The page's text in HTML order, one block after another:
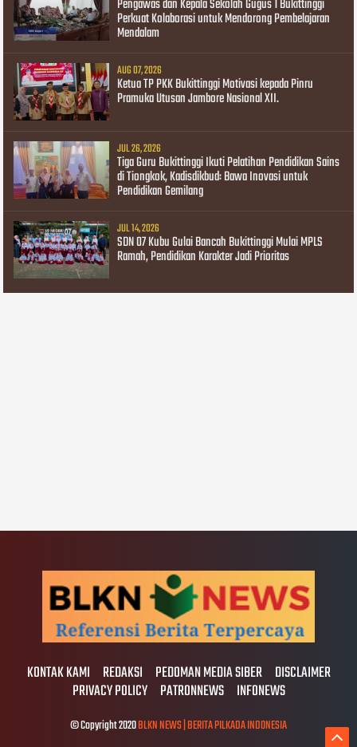
Pengawas dan Kepala Sekolah Gugus 1 Bukittinggi
Perkuat Kolaborasi untuk Mendorong Pembelajaran
Mendalam
AUG 07, 2026
Ketua TP PKK Bukittinggi Motivasi kepada Pinru
Pramuka Utusan Jambore Nasional XII.
JUL 26, 2026
Tiga Guru Bukittinggi Ikuti Pelatihan Pendidikan Sains
di Tiongkok, Kadisdikbud: Bawa Inovasi untuk
Pendidikan Gemilang
JUL 14, 2026
SDN 07 Kubu Gulai Bancah Bukittinggi Mulai MPLS
Ramah, Pendidikan Karakter Jadi Prioritas
KONTAK KAMI REDAKSI PEDOMAN MEDIA SIBER DISCLAIMER
PRIVACY POLICY PATRONNEWS INFONEWS
© Copyright 2020BLKN NEWS | BERITA PILKADA INDONESIA